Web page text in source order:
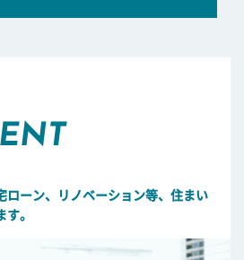
ローン、リノベーション等、住まい
。